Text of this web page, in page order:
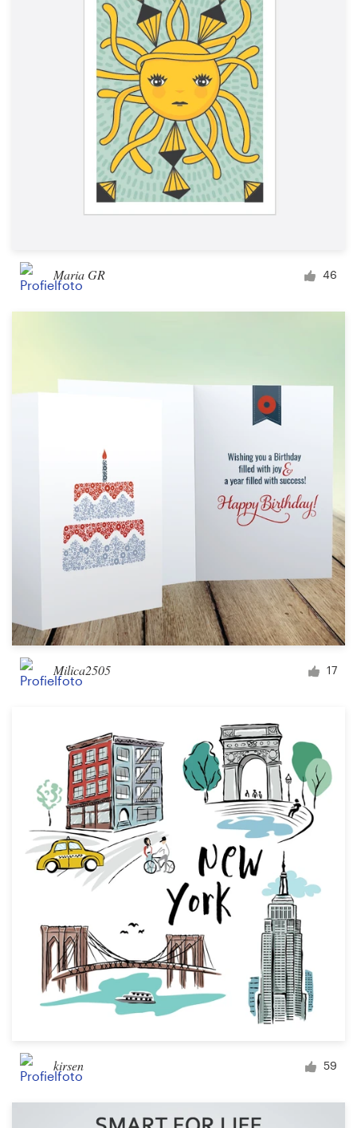
Maria GR 46
Milica2505 17
kirsen 59